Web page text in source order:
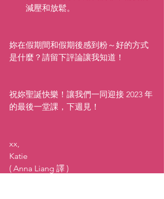
減壓和放鬆。
妳在假期間和假期後感到粉～好的方式
是什麼？請留下評論讓我知道！
祝妳聖誕快樂！讓我們一同迎接 2023 年
的最後一堂課，下週見！
xx,
Katie
( Anna Liang 譯 )